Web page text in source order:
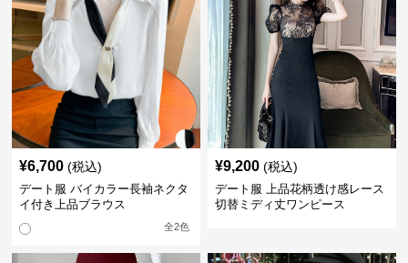
¥6,700 (税込)
デート服 バイカラー長袖ネクタ
イ付き上品ブラウス
全2色
¥9,200 (税込)
デート服 上品花柄透け感レース
切替ミディ丈ワンピース